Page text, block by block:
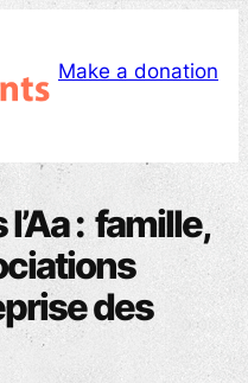
Make a donation
: famille,
des